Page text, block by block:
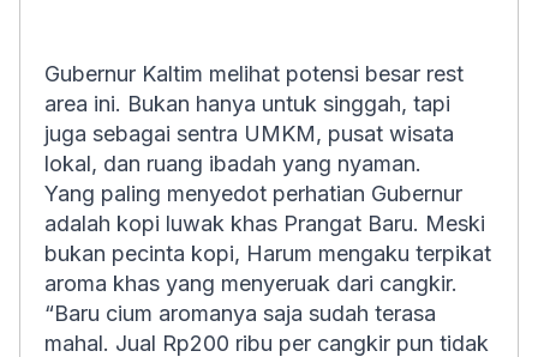
Gubernur Kaltim melihat potensi besar rest
area ini. Bukan hanya untuk singgah, tapi
juga sebagai sentra UMKM, pusat wisata
lokal, dan ruang ibadah yang nyaman.
Yang paling menyedot perhatian Gubernur
adalah kopi luwak khas Prangat Baru. Meski
bukan pecinta kopi, Harum mengaku terpikat
aroma khas yang menyeruak dari cangkir.
“Baru cium aromanya saja sudah terasa
mahal. Jual Rp200 ribu per cangkir pun tidak